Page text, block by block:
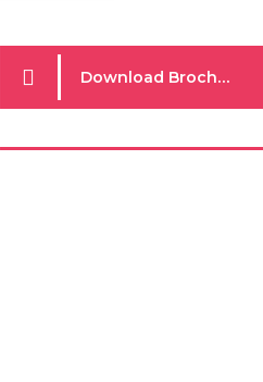
Download Brochure